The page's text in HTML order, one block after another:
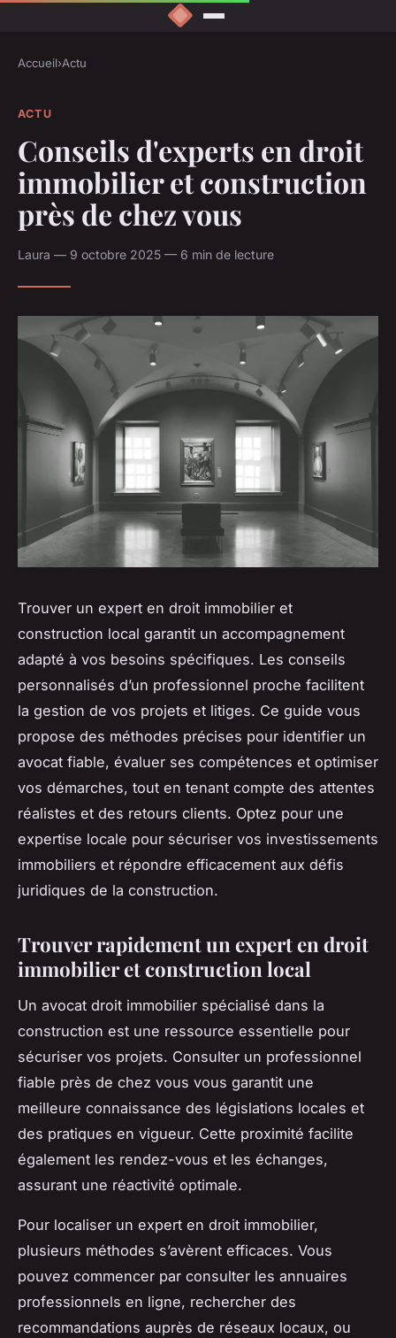
Accueil›Actu
ACTU
Conseils d'experts en droit
immobilier et construction
près de chez vous
Laura — 9 octobre 2025 — 6 min de lecture
Trouver un expert en droit immobilier et
construction local garantit un accompagnement
adapté à vos besoins spécifiques. Les conseils
personnalisés d’un professionnel proche facilitent
la gestion de vos projets et litiges. Ce guide vous
propose des méthodes précises pour identifier un
avocat fiable, évaluer ses compétences et optimiser
vos démarches, tout en tenant compte des attentes
réalistes et des retours clients. Optez pour une
expertise locale pour sécuriser vos investissements
immobiliers et répondre efficacement aux défis
juridiques de la construction.
Trouver rapidement un expert en droit
immobilier et construction local
Un avocat droit immobilier spécialisé dans la
construction est une ressource essentielle pour
sécuriser vos projets. Consulter un professionnel
fiable près de chez vous vous garantit une
meilleure connaissance des législations locales et
des pratiques en vigueur. Cette proximité facilite
également les rendez-vous et les échanges,
assurant une réactivité optimale.
Pour localiser un expert en droit immobilier,
plusieurs méthodes s’avèrent efficaces. Vous
pouvez commencer par consulter les annuaires
professionnels en ligne, rechercher des
recommandations auprès de réseaux locaux, ou